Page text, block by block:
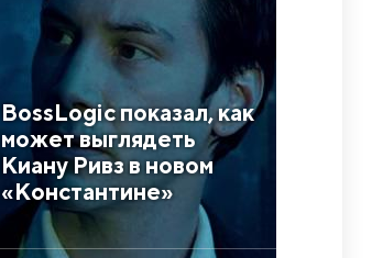
BossLogic показал, как
может выглядеть
Киану Ривз в новом
«Константине»